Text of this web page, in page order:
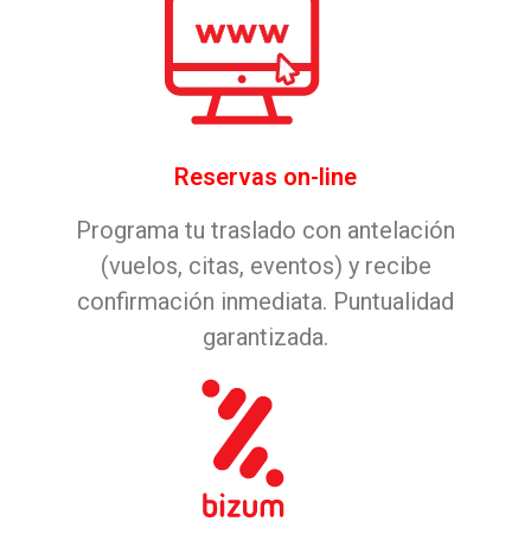
Reservas on-line
Programa tu traslado con antelación
(vuelos, citas, eventos) y recibe
confirmación inmediata. Puntualidad
garantizada.